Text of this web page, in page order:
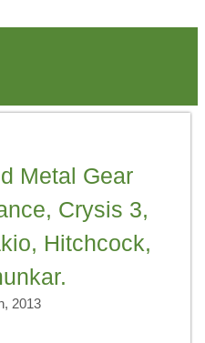
Metal Gear
Crysis 3,
Hitchcock,
2013